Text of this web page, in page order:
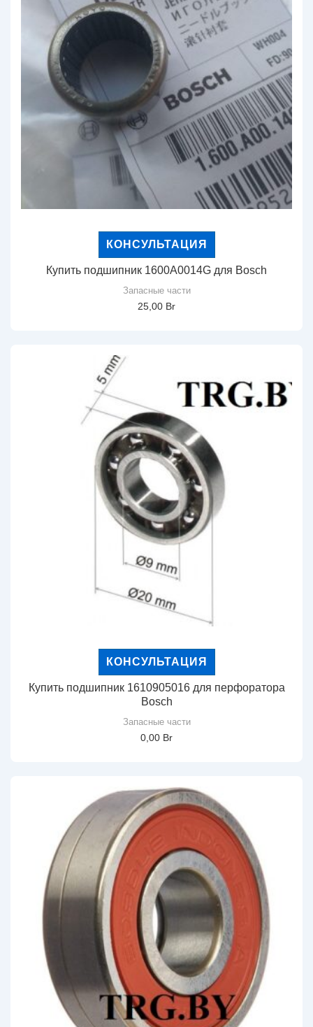
КОНСУЛЬТАЦИЯ
Купить подшипник 1600A0014G для Bosch
Запасные части
25,00 Br
КОНСУЛЬТАЦИЯ
Купить подшипник 1610905016 для перфоратора
Bosch
Запасные части
0,00 Br